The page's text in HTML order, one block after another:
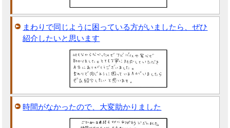
まわりで同じように困っている方がいましたら、ぜひ
紹介したいと思います
時間がなかったので、大変助かりました